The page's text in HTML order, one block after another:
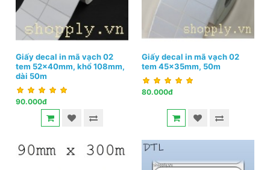
Giấy decal in mã vạch 02
tem 52x40mm, khổ 108mm,
dài 50m
90.000đ
Giấy decal in mã vạch 02
tem 45x35mm, 50m
80.000đ